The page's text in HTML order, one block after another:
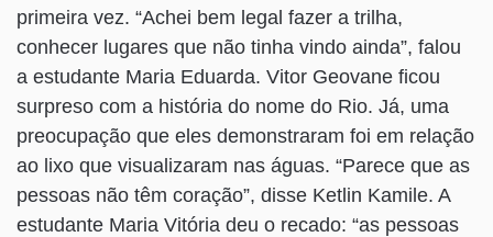
primeira vez. “Achei bem legal fazer a trilha,
conhecer lugares que não tinha vindo ainda”, falou
a estudante Maria Eduarda. Vitor Geovane ficou
surpreso com a história do nome do Rio. Já, uma
preocupação que eles demonstraram foi em relação
ao lixo que visualizaram nas águas. “Parece que as
pessoas não têm coração”, disse Ketlin Kamile. A
estudante Maria Vitória deu o recado: “as pessoas